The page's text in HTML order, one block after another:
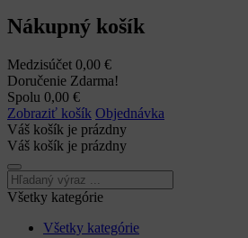
Nákupný košík
Medzisúčet 0,00 €
Doručenie Zdarma!
Spolu 0,00 €
Zobraziť košík Objednávka
Váš košík je prázdny
Váš košík je prázdny
Všetky kategórie
Všetky kategórie